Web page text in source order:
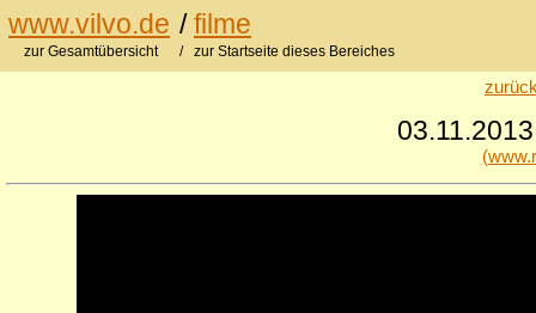
www.vilvo.de /filme
zur Gesamtübersicht / zur Startseite dieses Bereiches